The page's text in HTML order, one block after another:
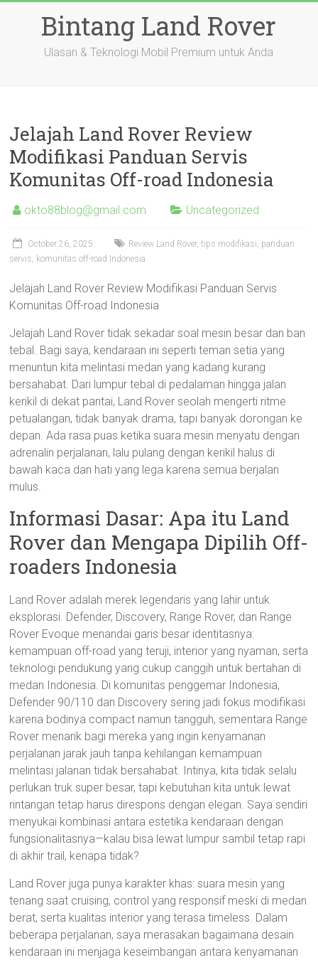
Bintang Land Rover
Ulasan & Teknologi Mobil Premium untuk Anda
Jelajah Land Rover Review
Modifikasi Panduan Servis
Komunitas Off-road Indonesia
okto88blog@gmail.com Uncategorized
October 26, 2025
Review Land Rover, tips modifikasi, panduan
servis, komunitas off-road Indonesia
Jelajah Land Rover Review Modifikasi Panduan Servis
Komunitas Off-road Indonesia
Jelajah Land Rover tidak sekadar soal mesin besar dan ban
tebal. Bagi saya, kendaraan ini seperti teman setia yang
menuntun kita melintasi medan yang kadang kurang
bersahabat. Dari lumpur tebal di pedalaman hingga jalan
kerikil di dekat pantai, Land Rover seolah mengerti ritme
petualangan, tidak banyak drama, tapi banyak dorongan ke
depan. Ada rasa puas ketika suara mesin menyatu dengan
adrenalin perjalanan, lalu pulang dengan kerikil halus di
bawah kaca dan hati yang lega karena semua berjalan
mulus.
Informasi Dasar: Apa itu Land
Rover dan Mengapa Dipilih Off-
roaders Indonesia
Land Rover adalah merek legendaris yang lahir untuk
eksplorasi. Defender, Discovery, Range Rover, dan Range
Rover Evoque menandai garis besar identitasnya:
kemampuan off-road yang teruji, interior yang nyaman, serta
teknologi pendukung yang cukup canggih untuk bertahan di
medan Indonesia. Di komunitas penggemar Indonesia,
Defender 90/110 dan Discovery sering jadi fokus modifikasi
karena bodinya compact namun tangguh, sementara Range
Rover menarik bagi mereka yang ingin kenyamanan
perjalanan jarak jauh tanpa kehilangan kemampuan
melintasi jalanan tidak bersahabat. Intinya, kita tidak selalu
perlukan truk super besar, tapi kebutuhan kita untuk lewat
rintangan tetap harus direspons dengan elegan. Saya sendiri
menyukai kombinasi antara estetika kendaraan dengan
fungsionalitasnya—kalau bisa lewat lumpur sambil tetap rapi
di akhir trail, kenapa tidak?
Land Rover juga punya karakter khas: suara mesin yang
tenang saat cruising, control yang responsif meski di medan
berat, serta kualitas interior yang terasa timeless. Dalam
beberapa perjalanan, saya merasakan bagaimana desain
kendaraan ini menjaga keseimbangan antara kenyamanan